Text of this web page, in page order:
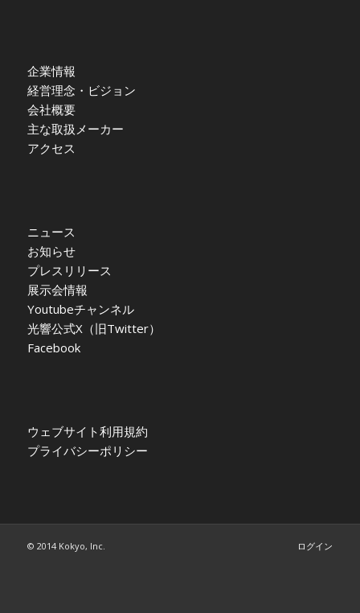
企業情報
経営理念・ビジョン
会社概要
主な取扱メーカー
アクセス
ニュース
お知らせ
プレスリリース
展示会情報
Youtubeチャンネル
光響公式X（旧Twitter）
Facebook
ウェブサイト利用規約
プライバシーポリシー
© 2014 Kokyo, Inc. ログイン